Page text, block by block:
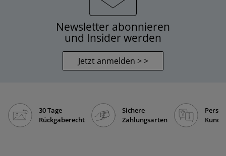
Newsletter abonnieren
und Insider werden
Jetzt anmelden > >
30 Tage
Rückgaberecht
Sichere
Zahlungsarten